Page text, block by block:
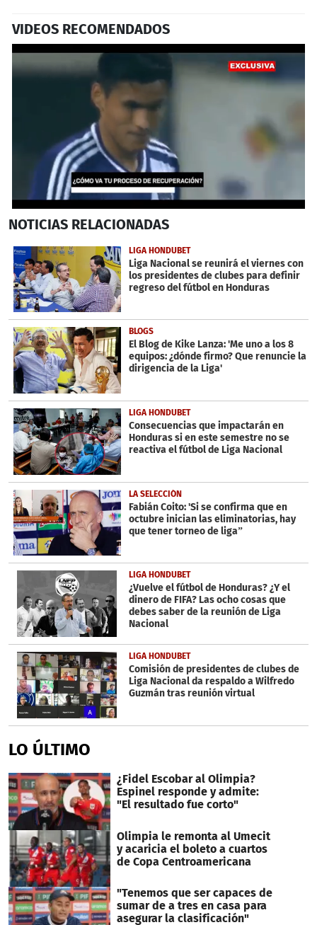
VIDEOS RECOMENDADOS
seconds
2
minutes,
24
seconds
NOTICIAS RELACIONADAS
LIGA HONDUBET
Liga Nacional se reunirá el viernes con
los presidentes de clubes para definir
regreso del fútbol en Honduras
BLOGS
El Blog de Kike Lanza: 'Me uno a los 8
equipos: ¿dónde firmo? Que renuncie la
dirigencia de la Liga'
LIGA HONDUBET
Consecuencias que impactarán en
Honduras si en este semestre no se
reactiva el fútbol de Liga Nacional
LA SELECCIÓN
Fabián Coito: 'Si se confirma que en
octubre inician las eliminatorias, hay
que tener torneo de liga”
LIGA HONDUBET
¿Vuelve el fútbol de Honduras? ¿Y el
dinero de FIFA? Las ocho cosas que
debes saber de la reunión de Liga
Nacional
LIGA HONDUBET
Comisión de presidentes de clubes de
Liga Nacional da respaldo a Wilfredo
Guzmán tras reunión virtual
LO ÚLTIMO
¿Fidel Escobar al Olimpia?
Espinel responde y admite:
"El resultado fue corto"
Olimpia le remonta al Umecit
y acaricia el boleto a cuartos
de Copa Centroamericana
"Tenemos que ser capaces de
sumar de a tres en casa para
asegurar la clasificación"